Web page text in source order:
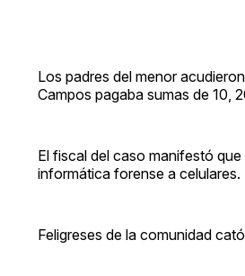
Los padres del menor
Campos pagaba sumas de 10,
El fiscal del caso manifestó
informática forense a celulares.
Feligreses de la comunidad